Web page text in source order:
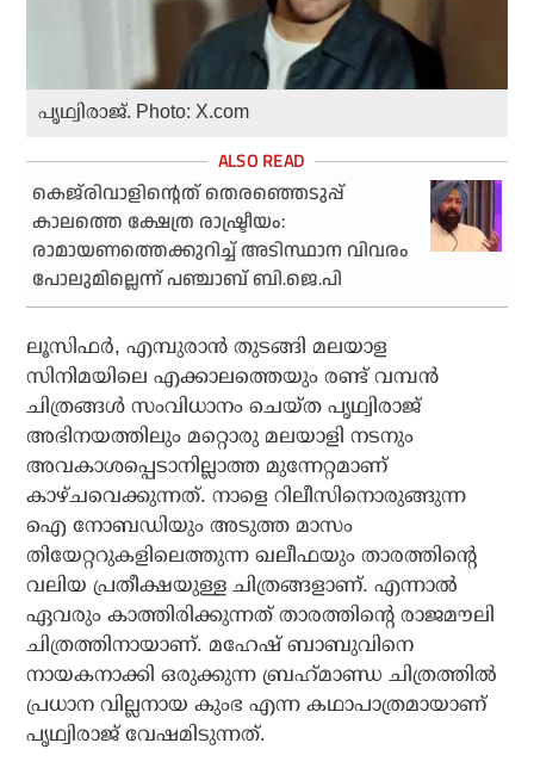
പൃഥ്വിരാജ്. Photo: X.com
കെജ്‌രിവാളിന്റെത് തെരഞ്ഞെടുപ്പ്
കാലത്തെ ക്ഷേത്ര രാഷ്ട്രീയം:
രാമായണത്തെക്കുറിച്ച് അടിസ്ഥാന വിവരം
പോലുമില്ലെന്ന് പഞ്ചാബ് ബി.ജെ.പി
ലൂസിഫര്‍, എമ്പുരാന്‍ തുടങ്ങി മലയാള
സിനിമയിലെ എക്കാലത്തെയും രണ്ട് വമ്പന്‍
ചിത്രങ്ങള്‍ സംവിധാനം ചെയ്ത പൃഥ്വിരാജ്
അഭിനയത്തിലും മറ്റൊരു മലയാളി നടനും
അവകാശപ്പെടാനില്ലാത്ത മുന്നേറ്റമാണ്
കാഴ്ചവെക്കുന്നത്. നാളെ റിലീസിനൊരുങ്ങുന്ന
ഐ നോബഡിയും അടുത്ത മാസം
തിയേറ്ററുകളിലെത്തുന്ന ഖലീഫയും താരത്തിന്റെ
വലിയ പ്രതീക്ഷയുള്ള ചിത്രങ്ങളാണ്. എന്നാല്‍
ഏവരും കാത്തിരിക്കുന്നത് താരത്തിന്റെ രാജമൗലി
ചിത്രത്തിനായാണ്. മഹേഷ് ബാബുവിനെ
നായകനാക്കി ഒരുക്കുന്ന ബ്രഹ്‌മാണ്ഡ ചിത്രത്തില്‍
പ്രധാന വില്ലനായ കുംഭ എന്ന കഥാപാത്രമായാണ്
പൃഥ്വിരാജ് വേഷമിടുന്നത്.